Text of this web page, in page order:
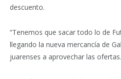
descuento.
“Tenemos que sacar todo lo de
llegando la nueva mercancía de
juarenses a aprovechar las ofertas.